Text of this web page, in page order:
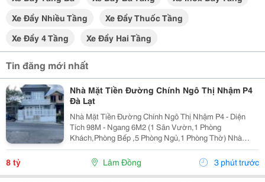
Xe Đẩy Nhiều Tầng
Xe Đẩy Thuốc Tầng
Xe Đẩy 4 Tầng
Xe Đẩy Hai Tầng
Tin đăng mới nhất
Nhà Mặt Tiền Đường Chính Ngô Thị Nhậm P4
Đà Lạt
Nhà Mặt Tiền Đường Chính Ngô Thị Nhậm P4 - Diện
Tích 98M - Ngang 6M2 (1 Sân Vườn,1 Phòng
Khách,Phòng Bếp ,5 Phòng Ngủ,1 Phòng Thờ) Nhà
Trống ,Sổ Sẳn Công Chứng Ngay Trong Ngày 1 Trệt ,1
Lầu ,1 Áp Mái ( Có Sân Đậu Xe Ôtô Trong Nhà ) -
Hướng...
8 tỷ Lâm Đồng 3 phút trước